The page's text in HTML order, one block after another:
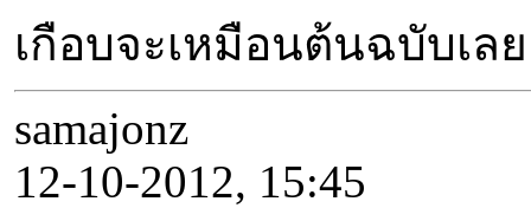
เกือบจะเหมือนต้นฉบับเ
samajonz
12-10-2012, 15:45